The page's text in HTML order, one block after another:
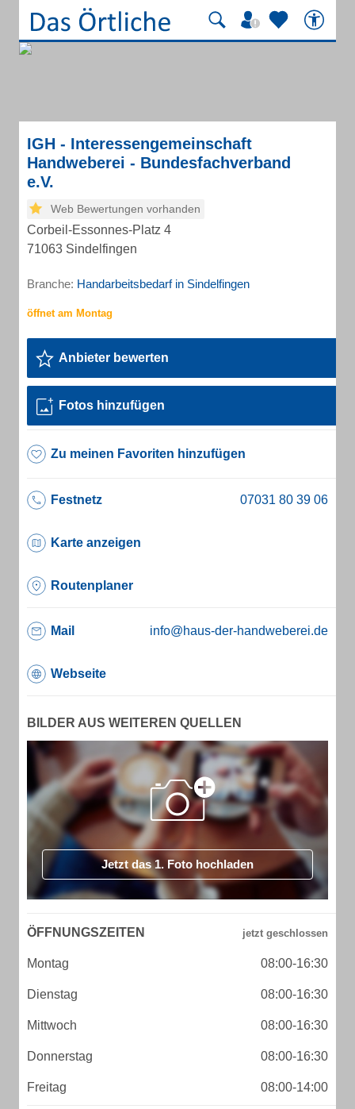
IGH - Interessengemeinschaft
Handweberei - Bundesfachverband
e.V.
Web Bewertungen vorhanden
Corbeil-Essonnes-Platz 4
71063 Sindelfingen
Branche: Handarbeitsbedarf in Sindelfingen
Anbieter bewerten
Fotos hinzufügen
Zu meinen Favoriten hinzufügen
Festnetz
Karte anzeigen
Routenplaner
Mail info@haus-der-handweberei.de
Webseite
BILDER AUS WEITEREN QUELLEN
Jetzt das 1. Foto hochladen
ÖFFNUNGSZEITEN
Montag 08:00-16:30
Dienstag 08:00-16:30
Mittwoch 08:00-16:30
Donnerstag 08:00-16:30
Freitag 08:00-14:00